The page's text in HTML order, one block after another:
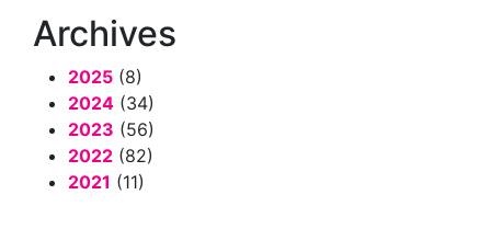
Archives
2025 (8)
2024 (34)
2023 (56)
2022 (82)
2021 (11)